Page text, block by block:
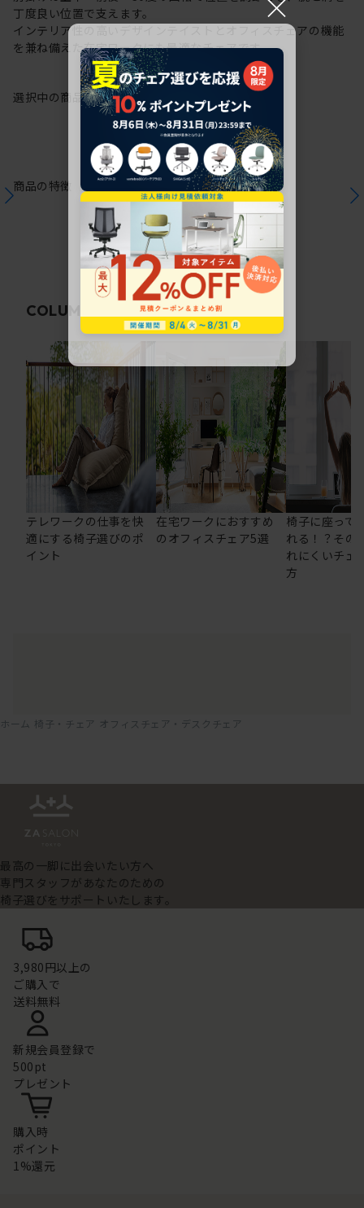
丁度良い位置で支えます。
インテリア性の高いデザインテイストとオフィスチェアの機能
を兼ね備えた在宅ワークにも最適なチェアです。
選択中の商品情報保証注意事項
商品の特徴
COLUMN 関連コラム
テレワークの仕事を快
適にする椅子選びのポ
イント
在宅ワークにおすすめ
のオフィスチェア5選
椅子に座って
れる！？その
れにくいチェ
方
ホーム 椅子・チェア オフィスチェア・デスクチェア
最高の一脚に出会いたい方へ
専門スタッフがあなたのための
椅子選びをサポートいたします。
3,980円以上の
ご購入で
送料無料
新規会員登録で
500pt
プレゼント
購入時
ポイント
1%還元